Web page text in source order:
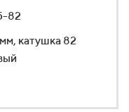
82
катушка 82